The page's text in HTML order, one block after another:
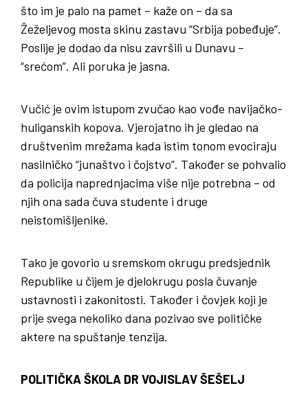
što im je palo na pamet – kaže on – da sa
Žeželjevog mosta skinu zastavu “Srbija pobeđuje”.
Poslije je dodao da nisu završili u Dunavu –
“srećom”. Ali poruka je jasna.
Vučić je ovim istupom zvučao kao vođe navijačko-
huliganskih kopova. Vjerojatno ih je gledao na
društvenim mrežama kada istim tonom evociraju
nasilničko “junaštvo i čojstvo”. Također se pohvalio
da policija naprednjacima više nije potrebna – od
njih ona sada čuva studente i druge
neistomišljenike.
Tako je govorio u sremskom okrugu predsjednik
Republike u čijem je djelokrugu posla čuvanje
ustavnosti i zakonitosti. Također i čovjek koji je
prije svega nekoliko dana pozivao sve političke
aktere na spuštanje tenzija.
POLITIČKA ŠKOLA DR VOJISLAV ŠEŠELJ